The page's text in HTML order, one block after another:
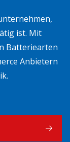
ist. Mit
Batteriearten
Anbietern